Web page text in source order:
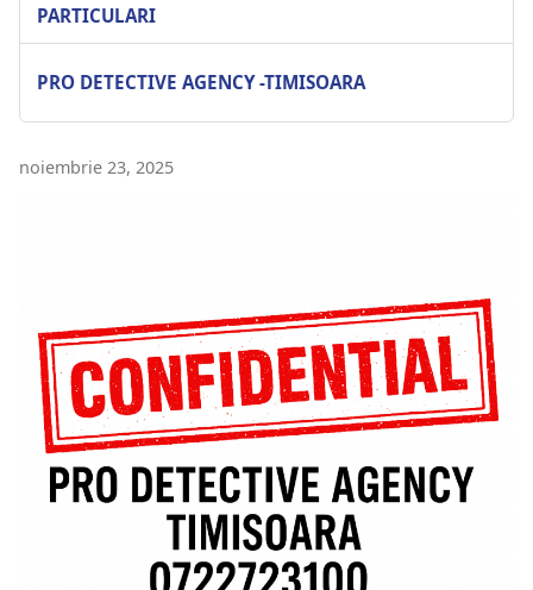
PARTICULARI
PRO DETECTIVE AGENCY -TIMISOARA
noiembrie 23, 2025